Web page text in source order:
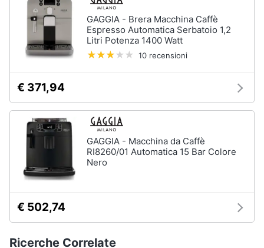
GAGGIA - Brera Macchina Caffè
Espresso Automatica Serbatoio 1,2
Litri Potenza 1400 Watt
10 recensioni
€ 371,94
GAGGIA - Macchina da Caffè
RI8260/01 Automatica 15 Bar Colore
Nero
€ 502,74
Ricerche Correlate